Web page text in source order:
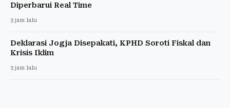
Diperbarui Real Time
3 jam lalu
Deklarasi Jogja Disepakati, KPHD Soroti Fiskal dan
Krisis Iklim
3 jam lalu